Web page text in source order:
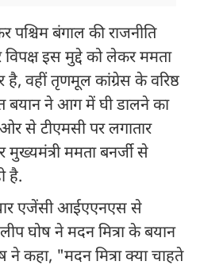
बंगाल की राजनीति
इस मुद्दे को लेकर ममता
है, वहीं तृणमूल कांग्रेस के वरिष्ठ
बयान ने आग में घी डालने का
से टीएमसी पर लगातार
ममता बनर्जी से
है.
एजेंसी आईएएनएस से
घोष ने मदन मित्रा के बयान
ने कहा, "मदन मित्रा क्या चाहते